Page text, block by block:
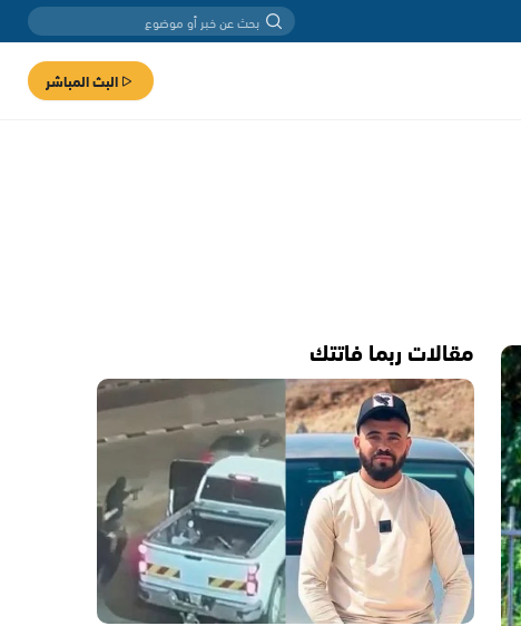
البث المباشر
مقالات ربما فاتتك